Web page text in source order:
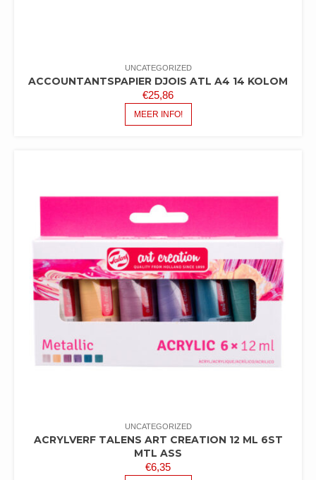
UNCATEGORIZED
ACCOUNTANTSPAPIER DJOIS ATL A4 14 KOLOM
€25,86
MEER INFO!
UNCATEGORIZED
ACRYLVERF TALENS ART CREATION 12 ML 6ST
MTL ASS
€6,35